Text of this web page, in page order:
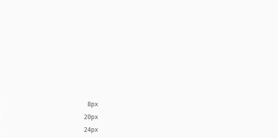
8px
20px
24px